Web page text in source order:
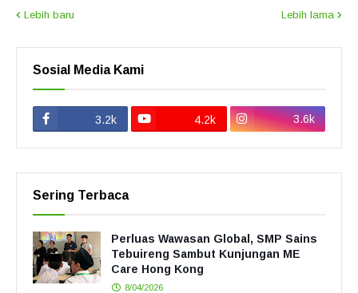
Lebih baru Lebih lama
Sosial Media Kami
3.2k 4.2k 3.6k
Sering Terbaca
Perluas Wawasan Global, SMP Sains
Tebuireng Sambut Kunjungan ME
Care Hong Kong
8/04/2026